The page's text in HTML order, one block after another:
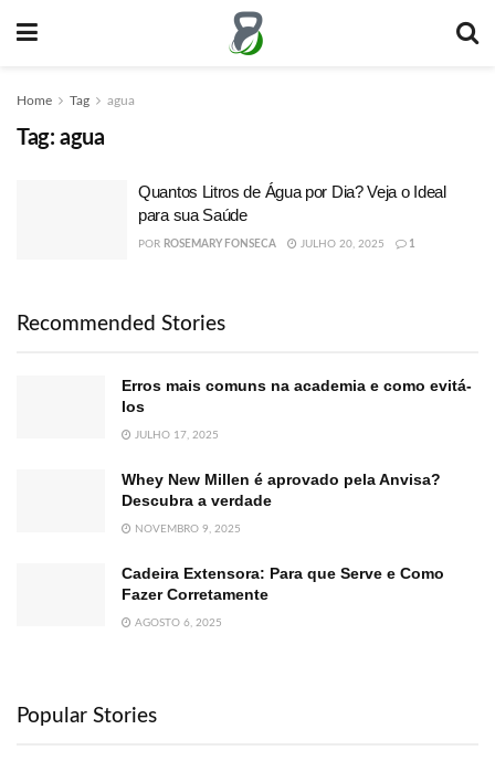
Home Tag agua
Tag: agua
Quantos Litros de Água por Dia? Veja o Ideal
para sua Saúde
POR ROSEMARY FONSECA JULHO 20, 2025 1
Recommended Stories
Erros mais comuns na academia e como evitá-
los
JULHO 17, 2025
Whey New Millen é aprovado pela Anvisa?
Descubra a verdade
NOVEMBRO 9, 2025
Cadeira Extensora: Para que Serve e Como
Fazer Corretamente
AGOSTO 6, 2025
Popular Stories